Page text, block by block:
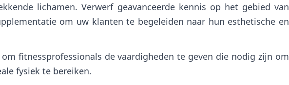
lichamen. Verwerf geavanceerde kennis op het gebied van
om uw klanten te begeleiden naar hun esthetische en
fitnessprofessionals de vaardigheden te geven die nodig zijn om
fysiek te bereiken.